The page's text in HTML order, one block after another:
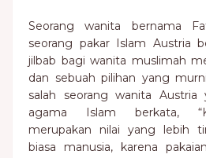
Seorang wanita bernama
seorang pakar Islam Austria
jilbab bagi wanita muslimah
dan sebuah pilihan yang
salah seorang wanita
agama Islam berkata,
merupakan nilai yang lebih
biasa manusia, karena